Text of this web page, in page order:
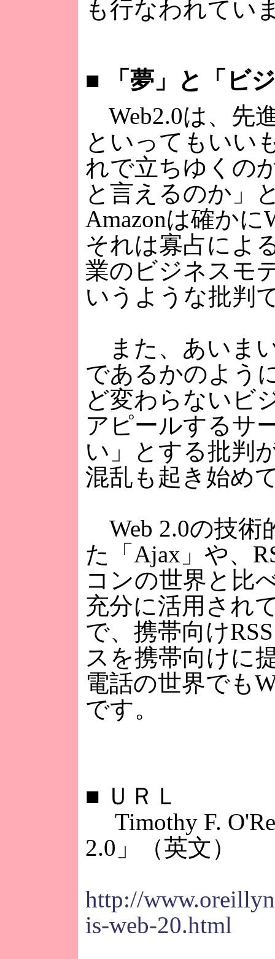
も行なわれてい
■ 「夢」と「ビ
Web2.0は、先
といってもいい
れで立ちゆくの
と言えるのか」
Amazonは確か
それは寡占によ
業のビジネスモ
いうような批判
また、あいま
であるかのよう
ど変わらないビ
アピールするサ
い」とする批判
混乱も起き始め
Web 2.0の技術
た「Ajax」や、
コンの世界と比
充分に活用され
で、携帯向け
スを携帯向けに
電話の世界でも
です。
■ ＵＲＬ
Timothy F.
2.0」（英文）
http://
is-web-20.html